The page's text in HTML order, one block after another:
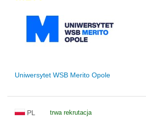
Uniwersytet WSB Merito Opole
PL trwa rekrutacja